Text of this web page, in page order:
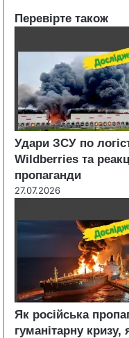
Перевірте також
Удари ЗСУ по
Wildberries та
пропаганди
27.07.2026
Як російська
гуманітарну кризу,